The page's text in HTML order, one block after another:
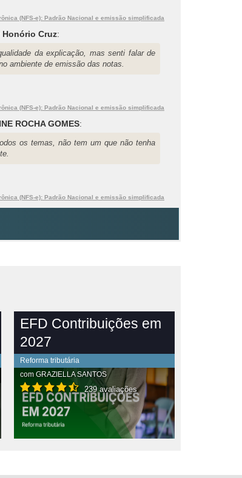
(NFS-e): Padrão Nacional e emissão simplificada
Honório Cruz:
da explicação, mas senti falar de
ambiente de emissão das notas.
(NFS-e): Padrão Nacional e emissão simplificada
ROCHA GOMES:
os temas, não tem um que não tenha
(NFS-e): Padrão Nacional e emissão simplificada
EFD Contribuições em
2027
Reforma tributária
comGRAZIELLA SANTOS
239 avaliações